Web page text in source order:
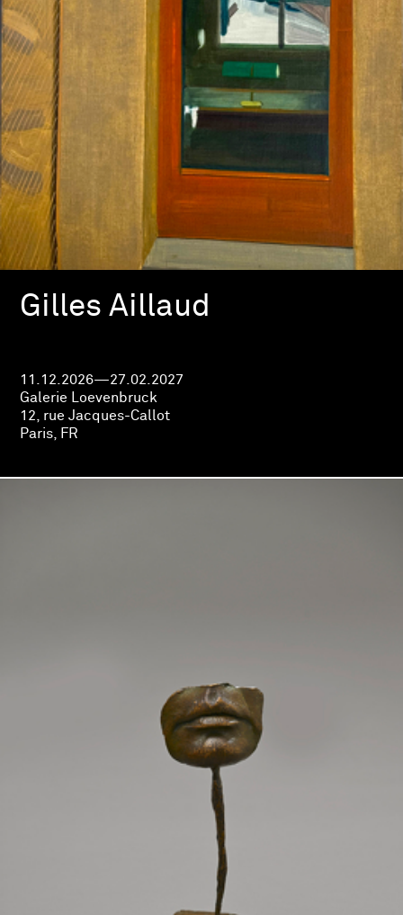
Gilles Aillaud
11.12.2026—27.02.2027
Galerie Loevenbruck
12, rue Jacques-Callot
Paris, FR